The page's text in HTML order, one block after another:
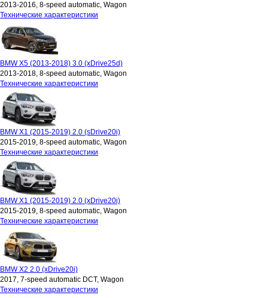
2013-2016, 8-speed automatic, Wagon
Технические характеристики
BMW X5 (2013-2018) 3.0 (xDrive25d)
2013-2018, 8-speed automatic, Wagon
Технические характеристики
BMW X1 (2015-2019) 2.0 (sDrive20i)
2015-2019, 8-speed automatic, Wagon
Технические характеристики
BMW X1 (2015-2019) 2.0 (xDrive20i)
2015-2019, 8-speed automatic, Wagon
Технические характеристики
BMW X2 2.0 (xDrive20i)
2017, 7-speed automatic DCT, Wagon
Технические характеристики